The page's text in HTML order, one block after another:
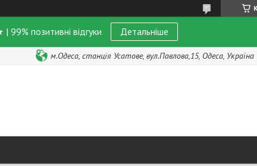
позитивні відгуки Детальніше
м.Одеса, станція Усатове, вул.Павлова,15, Одеса, Україна